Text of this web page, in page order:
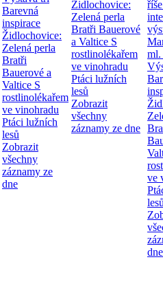
Barevná
inspirace
Židlochovice:
Zelená perla
Bratři
Bauerové a
Valtice S
rostlinolékařem
ve vinohradu
Ptáci lužních
lesů
Zobrazit
všechny
záznamy ze
dne
Židlochovice:
Zelená perla
Bratři Bauerové
a Valtice S
rostlinolékařem
ve vinohradu
Ptáci lužních
lesů
Zobrazit
všechny
záznamy ze dne
ml.
ve
dne